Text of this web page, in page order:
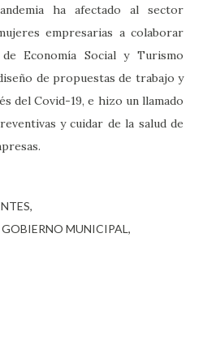
ha afectado al sector
empresarias a colaborar
Economía Social y Turismo
de propuestas de trabajo y
del Covid-19, e hizo un llamado
y cuidar de la salud de
GOBIERNO MUNICIPAL